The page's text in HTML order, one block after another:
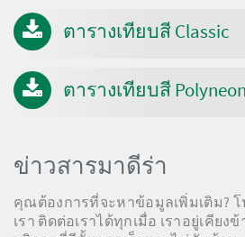
ตารางเทียบสี Classic
ตารางเทียบสี Polyneon
ข่าวสารมาดีร่า
คุณต้องการที่จะหาข้อมูลเพิ่มเติม? โ
เรา ติดต่อเราได้ทุกเมื่อ เราอยู่เคียง